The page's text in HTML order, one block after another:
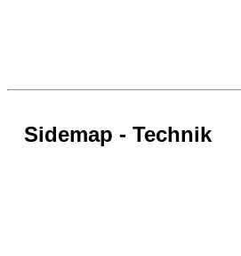
Sidemap - Technik